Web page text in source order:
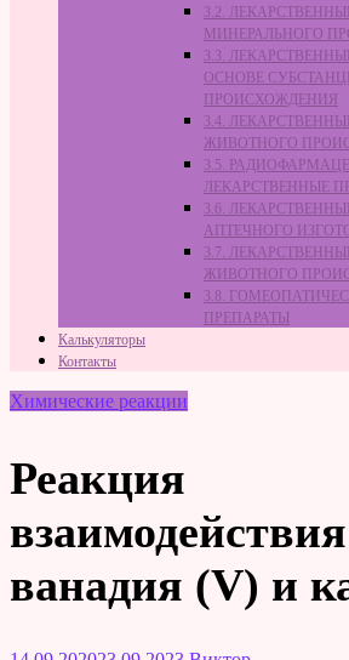
3.2.
МИНЕРАЛЬНОГО
3.3.
ОСНОВЕ
ПРОИСХОЖДЕНИЯ
3.4.
ЖИВОТНОГО
3.5.
ЛЕКАРСТВЕННЫЕ
3.6.
АПТЕЧНОГО
3.7.
ЖИВОТНОГО
3.8.
ПРЕПАРАТЫ
Калькуляторы
Контакты
Химические реакции
Реакция
ванадия (V) и